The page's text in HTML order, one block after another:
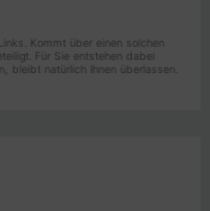
Kommt über einen solchen
Für Sie entstehen dabei
bleibt natürlich Ihnen überlassen.